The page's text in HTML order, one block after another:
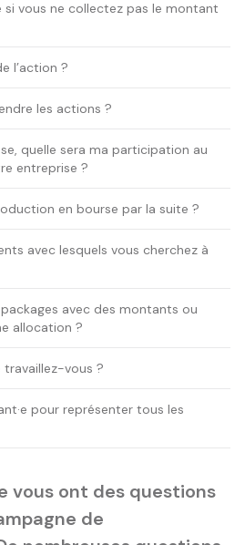
si vous ne collectez pas le montant
l’action ?
les actions ?
quelle sera ma participation au
entreprise ?
en bourse par la suite ?
avec lesquels vous cherchez à
avec des montants ou
allocation ?
vous ?
pour représenter tous les
vous ont des questions
de